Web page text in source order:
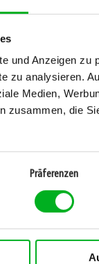
und Anzeigen
zu analysieren.
Medien,
zusammen, die
Präferenzen
aération du sol
qui contribue
rejetés sous
et actif. Une
printemps. Les
et chauds
simplement